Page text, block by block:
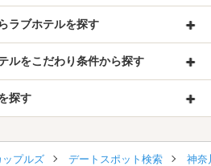
ラブホテルを探す
ルをこだわり条件から探す
探す
プルズ デートスポット検索 神奈